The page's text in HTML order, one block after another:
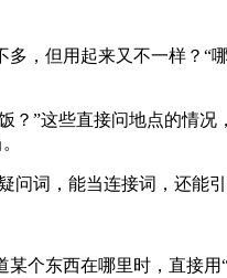
，但用起来又不一样？
”这些直接问地点的情况
问词，能当连接词，还能
个东西在哪里时，直接用